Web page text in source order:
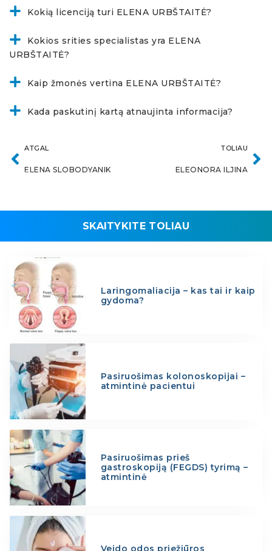
Kokią licenciją turi ELENA URBŠTAITĖ?
Kokios srities specialistas yra ELENA
URBŠTAITĖ?
Kaip žmonės vertina ELENA URBŠTAITĖ?
Kada paskutinį kartą atnaujinta informacija?
ATGAL
ELENA SLOBODYANIK
TOLIAU
ELEONORA ILJINA
SKAITYKITE TOLIAU
Laringomaliacija – kas tai ir kaip
gydoma?
Pasiruošimas kolonoskopijai –
atmintinė pacientui
Pasiruošimas prieš
gastroskopiją (FEGDS) tyrimą –
atmintinė
Veido odos priežiūros